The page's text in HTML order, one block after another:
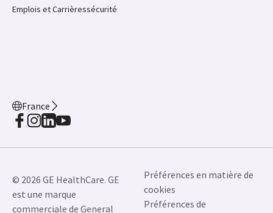
Emplois et Carrièressécurité
France
© 2026 GE HealthCare. GE
est une marque
commerciale de General
Préférences en matière de
cookies
Préférences de